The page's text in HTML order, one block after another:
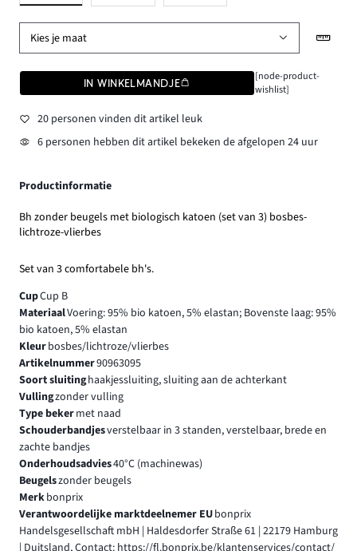
Kies je maat
IN WINKELMANDJE
[node-product-
wishlist]
20 personen vinden dit artikel leuk
6 personen hebben dit artikel bekeken de afgelopen 24 uur
Productinformatie
Bh zonder beugels met biologisch katoen (set van 3) bosbes-
lichtroze-vlierbes
Set van 3 comfortabele bh's.
CupCup B
MateriaalVoering: 95% bio katoen, 5% elastan; Bovenste laag: 95%
bio katoen, 5% elastan
Kleurbosbes/lichtroze/vlierbes
Artikelnummer90963095
Soort sluitinghaakjessluiting, sluiting aan de achterkant
Vullingzonder vulling
Type bekermet naad
Schouderbandjesverstelbaar in 3 standen, verstelbaar, brede en
zachte bandjes
Onderhoudsadvies40°C (machinewas)
Beugelszonder beugels
Merkbonprix
Verantwoordelijke marktdeelnemer EUbonprix
Handelsgesellschaft mbH | Haldesdorfer Straße 61 | 22179 Hamburg
| Duitsland, Contact: https://fl.bonprix.be/klantenservices/contact/